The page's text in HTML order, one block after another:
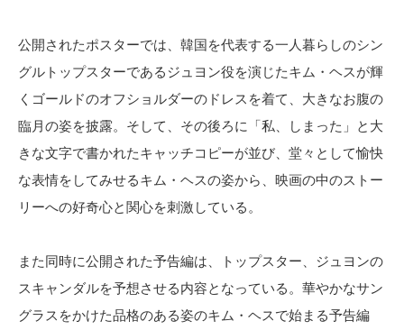
公開されたポスターでは、韓国を代表する一人暮らしのシン
グルトップスターであるジュヨン役を演じたキム・ヘスが輝
くゴールドのオフショルダーのドレスを着て、大きなお腹の
臨月の姿を披露。そして、その後ろに「私、しまった」と大
きな文字で書かれたキャッチコピーが並び、堂々として愉快
な表情をしてみせるキム・ヘスの姿から、映画の中のストー
リーへの好奇心と関心を刺激している。
また同時に公開された予告編は、トップスター、ジュヨンの
スキャンダルを予想させる内容となっている。華やかなサン
グラスをかけた品格のある姿のキム・ヘスで始まる予告編